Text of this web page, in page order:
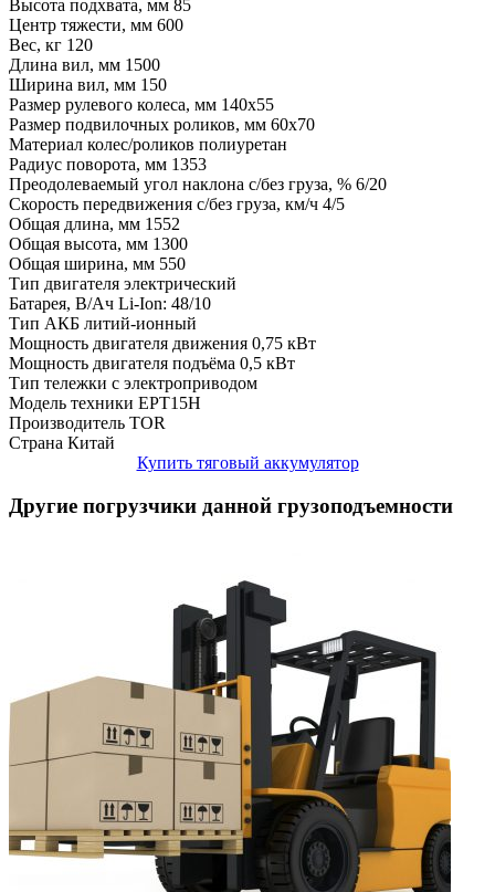
Высота подхвата, мм 85
Центр тяжести, мм 600
Вес, кг 120
Длина вил, мм 1500
Ширина вил, мм 150
Размер рулевого колеса, мм 140x55
Размер подвилочных роликов, мм 60x70
Материал колес/роликов полиуретан
Радиус поворота, мм 1353
Преодолеваемый угол наклона с/без груза, % 6/20
Скорость передвижения с/без груза, км/ч 4/5
Общая длина, мм 1552
Общая высота, мм 1300
Общая ширина, мм 550
Тип двигателя электрический
Батарея, В/Ач Li-Ion: 48/10
Тип АКБ литий-ионный
Мощность двигателя движения 0,75 кВт
Мощность двигателя подъёма 0,5 кВт
Тип тележки с электроприводом
Модель техники EPT15H
Производитель TOR
Страна Китай
Купить тяговый аккумулятор
Другие погрузчики данной грузоподъемности